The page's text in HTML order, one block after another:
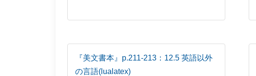
『美文書本』p.211-213：12.5 英語以外
の言語(lualatex)